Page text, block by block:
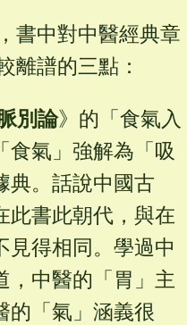
書中對中醫經典章
離譜的三點：
別論》的「食氣入
食氣」強解為「吸
典。話說中國古
此書此朝代，與在
見得相同。學過中
，中醫的「胃」主
的「氣」涵義很